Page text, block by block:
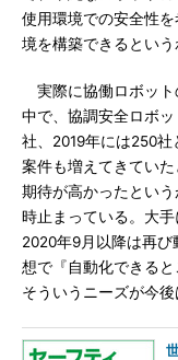
使用環境での安全性
境を構築できるという
実際に協働ロボット
中で、協調安全ロボ
社、2019年には250
案件も増えてきてい
期待が高かったとい
時止まっている。大手
2020年9月以降は再
想で『自動化できると
そういうニーズが今